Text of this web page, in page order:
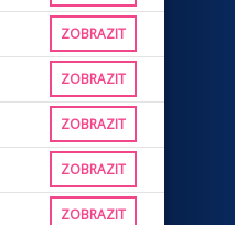
ZOBRAZIT
ZOBRAZIT
ZOBRAZIT
ZOBRAZIT
ZOBRAZIT